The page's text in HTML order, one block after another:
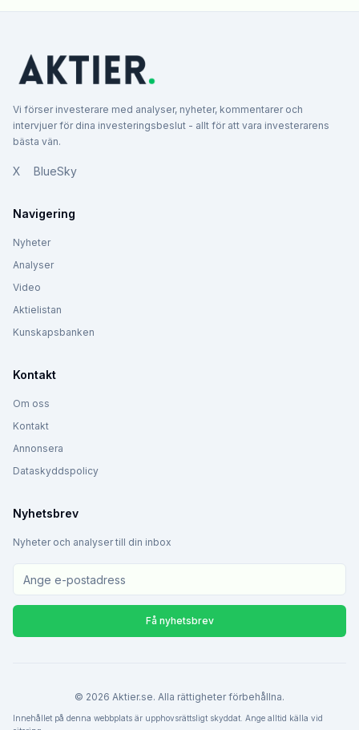
Vi förser investerare med analyser, nyheter, kommentarer och
intervjuer för dina investeringsbeslut - allt för att vara investerarens
bästa vän.
X BlueSky
Navigering
Nyheter
Analyser
Video
Aktielistan
Kunskapsbanken
Kontakt
Om oss
Kontakt
Annonsera
Dataskyddspolicy
Nyhetsbrev
Nyheter och analyser till din inbox
Få nyhetsbrev
© 2026 Aktier.se. Alla rättigheter förbehållna.
Innehållet på denna webbplats är upphovsrättsligt skyddat. Ange alltid källa vid